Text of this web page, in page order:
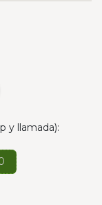
y llamada):